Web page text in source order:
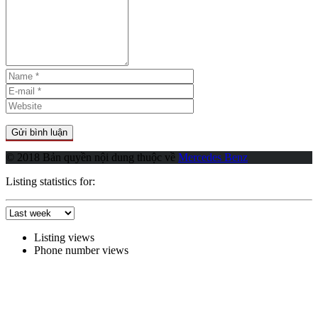
© 2018 Bản quyền nội dung thuộc về Mercedes Benz
Listing statistics for:
Listing views
Phone number views